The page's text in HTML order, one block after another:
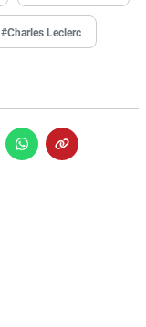
#Charles Leclerc